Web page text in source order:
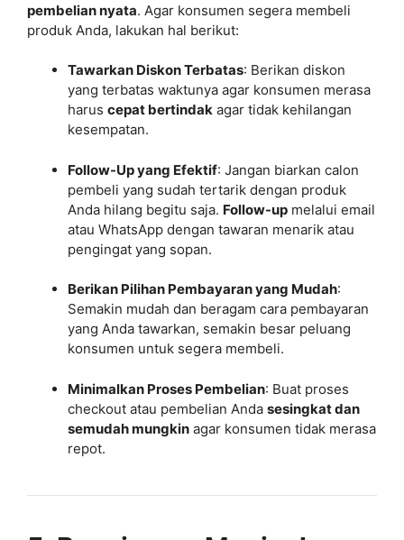
pembelian nyata. Agar konsumen segera membeli
produk Anda, lakukan hal berikut:
Tawarkan Diskon Terbatas: Berikan diskon
yang terbatas waktunya agar konsumen merasa
harus cepat bertindak agar tidak kehilangan
kesempatan.
Follow-Up yang Efektif: Jangan biarkan calon
pembeli yang sudah tertarik dengan produk
Anda hilang begitu saja. Follow-up melalui email
atau WhatsApp dengan tawaran menarik atau
pengingat yang sopan.
Berikan Pilihan Pembayaran yang Mudah:
Semakin mudah dan beragam cara pembayaran
yang Anda tawarkan, semakin besar peluang
konsumen untuk segera membeli.
Minimalkan Proses Pembelian: Buat proses
checkout atau pembelian Anda sesingkat dan
semudah mungkin agar konsumen tidak merasa
repot.